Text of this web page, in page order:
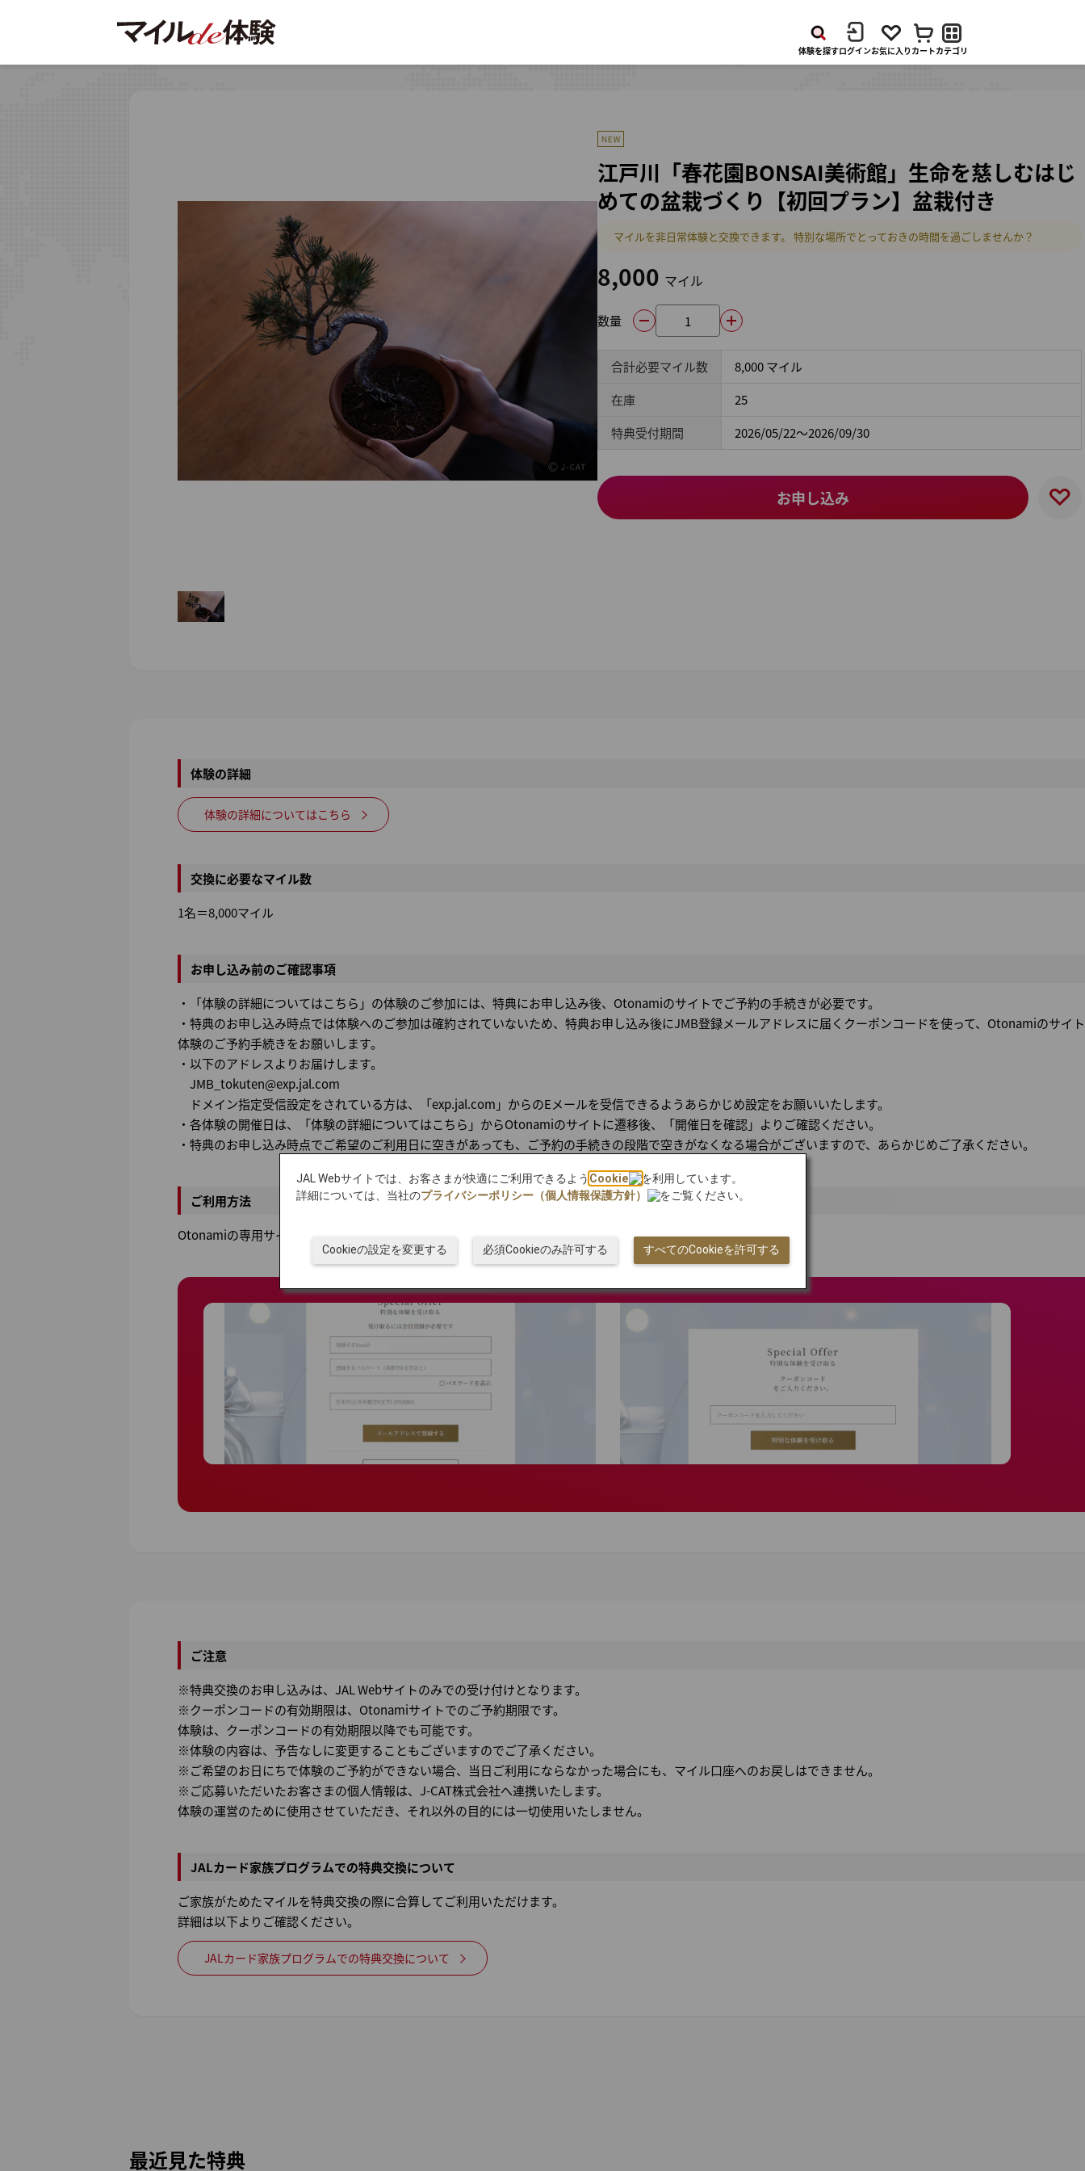
体験を探すログインお気に入りカートカテゴリ
江戸川「春花園BONSAI美術館」生命を慈しむはじ
めての盆栽づくり【初回プラン】盆栽付き
マイルを非日常体験と交換できます。 特別な場所でとっておきの時間を過ごしませんか？
8,000 マイル
数量
合計必要マイル数
8,000 マイル
在庫
25
特典受付期間
2026/05/22～2026/09/30
お申し込み
体験の詳細
体験の詳細についてはこちら
交換に必要なマイル数
1名＝8,000マイル
お申し込み前のご確認事項
・「体験の詳細についてはこちら」の体験のご参加には、特典にお申し込み後、Otonamiのサイトでご予約の手続きが必要です。
・特典のお申し込み時点では体験へのご参加は確約されていないため、特典お申し込み後にJMB登録メールアドレスに届くクーポンコードを使って、Otonamiのサイ
体験のご予約手続きをお願いします。
・以下のアドレスよりお届けします。
JMB_tokuten@exp.jal.com
ドメイン指定受信設定をされている方は、「exp.jal.com」からのEメールを受信できるようあらかじめ設定をお願いいたします。
・各体験の開催日は、「体験の詳細についてはこちら」からOtonamiのサイトに遷移後、「開催日を確認」よりご確認ください。
・特典のお申し込み時点でご希望のご利用日に空きがあっても、ご予約の手続きの段階で空きがなくなる場合がございますので、あらかじめご了承ください。
ご利用方法
Otonamiの専用サイトより、ご予約の手続きが必要です。
ご注意
※特典交換のお申し込みは、JAL Webサイトのみでの受け付けとなります。
※クーポンコードの有効期限は、Otonamiサイトでのご予約期限です。
体験は、クーポンコードの有効期限以降でも可能です。
※体験の内容は、予告なしに変更することもございますのでご了承ください。
※ご希望のお日にちで体験のご予約ができない場合、当日ご利用にならなかった場合にも、マイル口座へのお戻しはできません。
※ご応募いただいたお客さまの個人情報は、J-CAT株式会社へ連携いたします。
体験の運営のために使用させていただき、それ以外の目的には一切使用いたしません。
JALカード家族プログラムでの特典交換について
ご家族がためたマイルを特典交換の際に合算してご利用いただけます。
詳細は以下よりご確認ください。
JALカード家族プログラムでの特典交換について
最近見た特典
JAL Webサイトでは、お客さまが快適にご利用できるよう Cookie
を利用しています。
詳細については、当社のプライバシーポリシー（個人情報保護方針） をご覧ください。
すべてのCookieを許可する
必須Cookieのみ許可する
Cookieの設定を変更する